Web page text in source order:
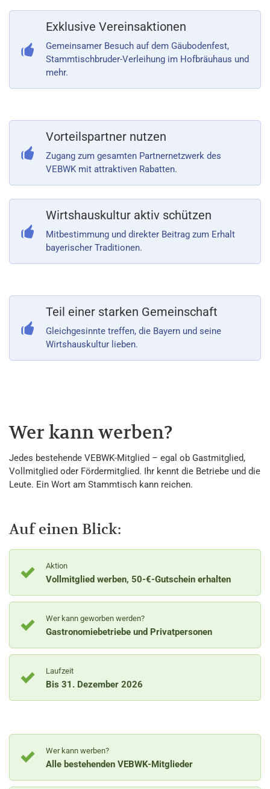
Exklusive Vereinsaktionen
Gemeinsamer Besuch auf dem Gäubodenfest,
Stammtischbruder-Verleihung im Hofbräuhaus und
mehr.
Vorteilspartner nutzen
Zugang zum gesamten Partnernetzwerk des
VEBWK mit attraktiven Rabatten.
Wirtshauskultur aktiv schützen
Mitbestimmung und direkter Beitrag zum Erhalt
bayerischer Traditionen.
Teil einer starken Gemeinschaft
Gleichgesinnte treffen, die Bayern und seine
Wirtshauskultur lieben.
Wer kann werben?
Jedes bestehende VEBWK-Mitglied – egal ob Gastmitglied,
Vollmitglied oder Fördermitglied. Ihr kennt die Betriebe und die
Leute. Ein Wort am Stammtisch kann reichen.
Auf einen Blick:
Aktion
Vollmitglied werben, 50-€-Gutschein erhalten
Wer kann geworben werden?
Gastronomiebetriebe und Privatpersonen
Laufzeit
Bis 31. Dezember 2026
Wer kann werben?
Alle bestehenden VEBWK-Mitglieder